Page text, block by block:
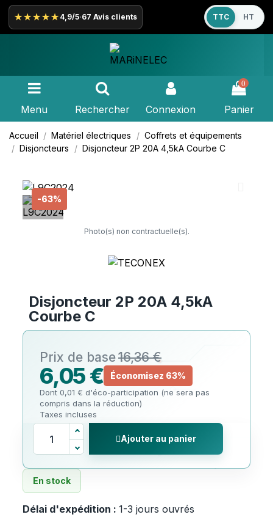
★★★★★ 4,9/5·67 Avis clients TTC HT
Menu Rechercher Connexion
0
Panier
Accueil Matériel électriques
Coffrets et équipements
Disjoncteurs
Disjoncteur 2P 20A 4,5kA Courbe C
-63%
Photo(s) non contractuelle(s).
Disjoncteur 2P 20A 4,5kA
Courbe C
16,36 €
6,05 € Économisez 63%
Dont 0,01 € d'éco-participation (ne sera pas
compris dans la réduction)
Taxes incluses
Ajouter au panier
En stock
Délai d'expédition : 1-3 jours ouvrés